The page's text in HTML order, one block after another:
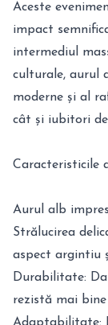
Aceste
impact
intermediul
culturale, aurul
moderne și al
cât și iubitori
Caracteristicile
Aurul alb
Strălucirea
aspect argintiu
Durabilitate:
rezistă mai